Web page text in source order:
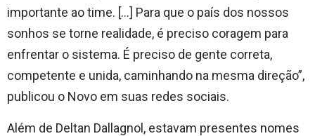
importante ao time. […] Para que o país dos nossos
sonhos se torne realidade, é preciso coragem para
enfrentar o sistema. É preciso de gente correta,
competente e unida, caminhando na mesma direção”,
publicou o Novo em suas redes sociais.
Além de Deltan Dallagnol, estavam presentes nomes